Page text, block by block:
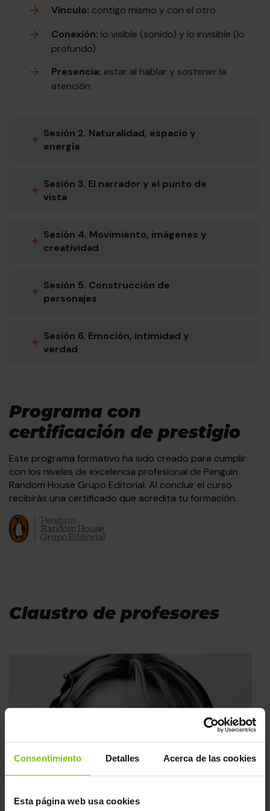
Consentimiento Detalles Acerca de las cookies
Esta página web usa cookies
Vínculo: contigo mismo y con el otro
Conexión: lo visible (sonido) y lo invisible (lo
profundo)
Presencia: estar al hablar y sostener la
atención
+ Sesión 2. Naturalidad, espacio y
energía
+ Sesión 3. El narrador y el punto de
vista
+ Sesión 4. Movimiento, imágenes y
creatividad
+ Sesión 5. Construcción de
personajes
+ Sesión 6. Emoción, intimidad y
verdad
Programa con
certificación de prestigio
Este programa formativo ha sido creado para cumplir
con los niveles de excelencia profesional de Penguin
Random House Grupo Editorial. Al concluir el curso
recibirás una certificado que acredita tu formación.
Claustro de profesores